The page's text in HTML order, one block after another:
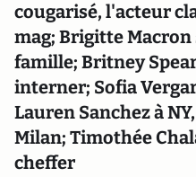
cougarisé, l'acteur
mag; Brigitte Macron
famille; Britney
interner; Sofia
Lauren Sanchez à
Milan; Timothée
cheffer